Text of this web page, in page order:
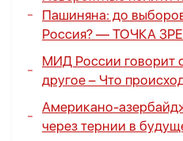
Пашиняна: до
Россия? — ТОЧКА
МИД России говорит
другое – Что
Американо-
через тернии в